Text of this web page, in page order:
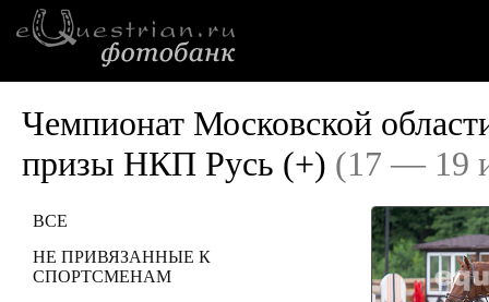
Чемпионат Московской
призы НКП Русь (+) (17 — 19
ВСЕ
НЕ ПРИВЯЗАННЫЕ К
СПОРТСМЕНАМ